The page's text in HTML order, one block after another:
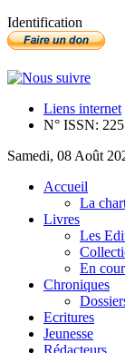
Identification
Liens internet
N° ISSN:
Samedi, 08 Août
Accueil
La
Livres
Les
En
Chroniques
Ecritures
Jeunesse
Rédacteurs